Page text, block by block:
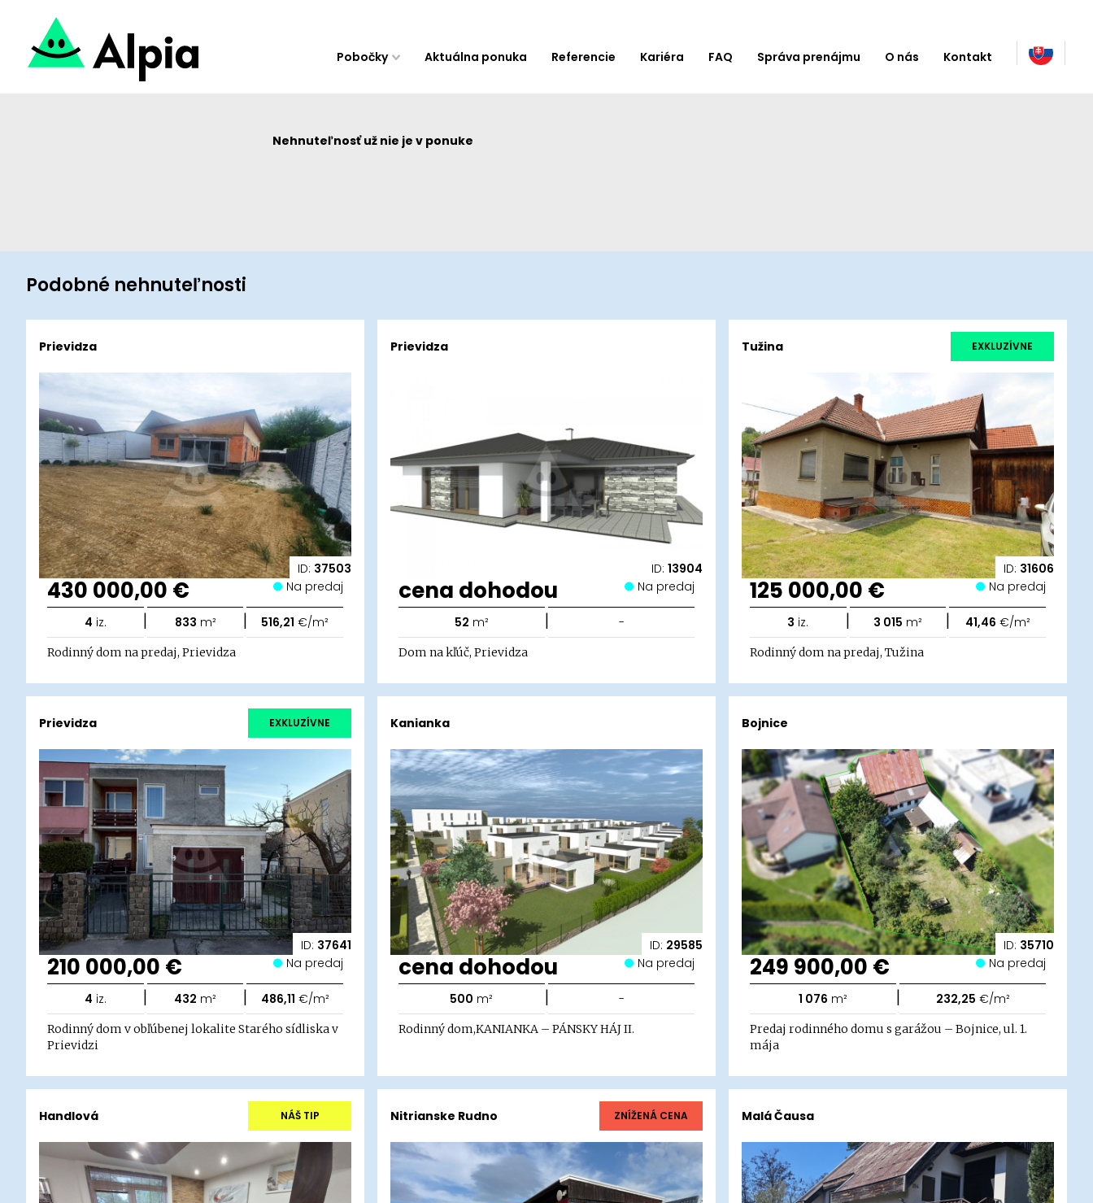
Pobočky Aktuálna ponuka Referencie Kariéra FAQ Správa prenájmu O nás Kontakt
Nehnuteľnosť už nie je v ponuke
Podobné nehnuteľnosti
ID: 37503
Prievidza
430 000,00 € Na predaj
4 iz. | 833 m² | 516,21 €/m²
Rodinný dom na predaj, Prievidza
ID: 13904
Prievidza
cena dohodou Na predaj
52 m² | -
Dom na kľúč, Prievidza
ID: 31606
Tužina EXKLUZÍVNE
125 000,00 € Na predaj
3 iz. | 3 015 m² | 41,46 €/m²
Rodinný dom na predaj, Tužina
ID: 37641
Prievidza EXKLUZÍVNE
210 000,00 € Na predaj
4 iz. | 432 m² | 486,11 €/m²
Rodinný dom v obľúbenej lokalite Starého sídliska v
Prievidzi
ID: 29585
Kanianka
cena dohodou Na predaj
500 m² | -
Rodinný dom,KANIANKA – PÁNSKY HÁJ II.
ID: 35710
Bojnice
249 900,00 € Na predaj
1 076 m² | 232,25 €/m²
Predaj rodinného domu s garážou – Bojnice, ul. 1.
mája
Handlová NÁŠ TIP Nitrianske Rudno ZNÍŽENÁ CENA Malá Čausa